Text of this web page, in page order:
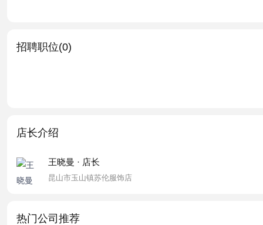
招聘职位(0)
店长介绍
王晓曼 · 店长
昆山市玉山镇苏伦服饰店
热门公司推荐